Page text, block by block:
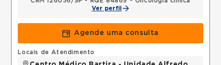
Ver perfil
Agende uma consulta
Locais de Atendimento